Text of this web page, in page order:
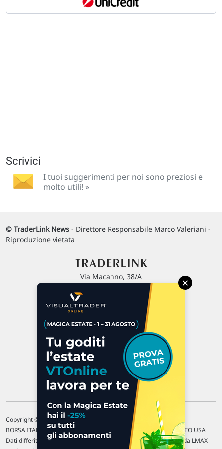
Scrivici
I tuoi suggerimenti per noi sono preziosi e
molto utili! »
© TraderLink News - Direttore Responsabile Marco Valeriani -
Riproduzione vietata
Via Macanno, 38/A
P.IVA 02 452 460 401
Chi siamo
Commenti e segnalazioni
Contattaci
Copyright © 1996-2026 Traderlink Italia s.r.l.
BORSA ITALIANA Quotazioni di borsa differite di 15 min. / MERCATO USA
Dati differiti di 15 min. (fonte Intrinio) / FOREX Quotazioni fornite da LMAX
×